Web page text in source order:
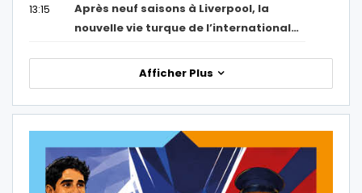
13:15
Après neuf saisons à Liverpool, la
nouvelle vie turque de l’international…
Afficher Plus